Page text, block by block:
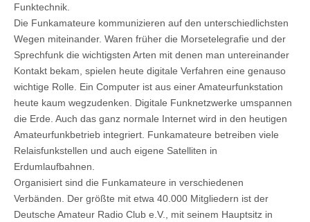
Funktechnik.
Die Funkamateure kommunizieren auf den unterschiedlichsten
Wegen miteinander. Waren früher die Morsetelegrafie und der
Sprechfunk die wichtigsten Arten mit denen man untereinander
Kontakt bekam, spielen heute digitale Verfahren eine genauso
wichtige Rolle. Ein Computer ist aus einer Amateurfunkstation
heute kaum wegzudenken. Digitale Funknetzwerke umspannen
die Erde. Auch das ganz normale Internet wird in den heutigen
Amateurfunkbetrieb integriert. Funkamateure betreiben viele
Relaisfunkstellen und auch eigene Satelliten in
Erdumlaufbahnen.
Organisiert sind die Funkamateure in verschiedenen
Verbänden. Der größte mit etwa 40.000 Mitgliedern ist der
Deutsche Amateur Radio Club e.V., mit seinem Hauptsitz in